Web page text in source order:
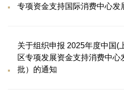
专项资金支持国际消费中心发
关于组织申报 2025年度中国(
区专项发展资金支持消费中心
批）的通知